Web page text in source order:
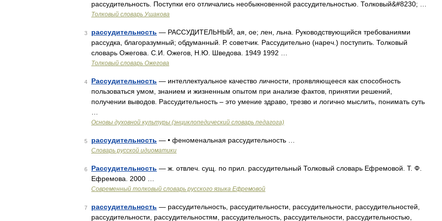
рассудительность. Поступки его отличались необыкновенной рассудительностью. Толковый&#8230; …
Толковый словарь Ушакова
3 рассудительность — РАССУДИТЕЛЬНЫЙ, ая, ое; лен, льна. Руководствующийся требованиями
рассудка, благоразумный; обдуманный. Р. советчик. Рассудительно (нареч.) поступить. Толковый
словарь Ожегова. С.И. Ожегов, Н.Ю. Шведова. 1949 1992 …
Толковый словарь Ожегова
4 Рассудительность — интеллектуальное качество личности, проявляющееся как способность
пользоваться умом, знанием и жизненным опытом при анализе фактов, принятии решений,
получении выводов. Рассудительность – это умение здраво, трезво и логично мыслить, понимать суть
Основы духовной культуры (энциклопедический словарь педагога)
5 рассудительность — • феноменальная рассудительность …
Словарь русской идиоматики
6 Рассудительность — ж. отвлеч. сущ. по прил. рассудительный Толковый словарь Ефремовой. Т. Ф.
Ефремова. 2000 …
Современный толковый словарь русского языка Ефремовой
7 рассудительность — рассудительность, рассудительности, рассудительности, рассудительностей,
рассудительности, рассудительностям, рассудительность, рассудительности, рассудительностью,